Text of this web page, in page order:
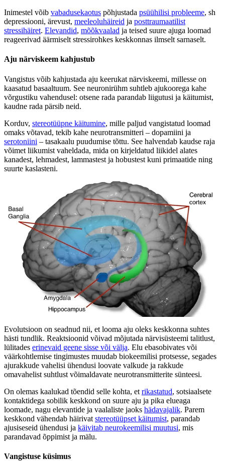
Inimestel võib vabadusekaotus põhjustada psüühilisi probleeme, sh
depressiooni, ärevust, meeleoluhäireid ja posttraumaatilist
stressihäiret. Elevandid, mõõkvaalad ja teised suure ajuga loomad
reageerivad äärmiselt stressirohkes keskkonnas ilmselt sarnaselt.
Aju närviskeem kahjustub
Vangistus võib kahjustada aju keerukat närviskeemi, millesse on
kaasatud basaaltuum. See neuronirühm suhtleb ajukoorega kahe
võrgustiku vahendusel: otsene rada parandab liigutusi ja käitumist,
kaudne rada pärsib neid.
Korduv, stereotüüpne käitumine, mille paljud vangistatud loomad
omaks võtavad, tekib kahe neurotransmitteri – dopamiini ja
serotoniini – tasakaalu puudumise tõttu. See halvendab kaudse raja
võimet liikumist vaheldada, mida on kirjeldatud liikidel alates
kanadest, lehmadest, lammastest ja hobustest kuni primaatide ning
suurte kaslasteni.
Evolutsioon on seadnud nii, et looma aju oleks keskkonna suhtes
hästi tundlik. Reaktsioonid võivad mõjutada närvisüsteemi talitlust,
lülitades erinevaid geene sisse või välja. Elu ebasobivates või
väärkohtlemise tingimustes muudab biokeemilisi protsesse, segades
ajurakkude vahelisi ühendusi loovate valkude ja rakkude
omavahelist suhtlust võimaldavate neurotransmitterite sünteesi.
On olemas kaalukad tõendid selle kohta, et rikastatud, sotsiaalsete
kontaktidega sobilik keskkond on suure aju ja pika elueaga
loomade, nagu elevantide ja vaalaliste jaoks hädavajalik. Parem
keskkond vähendab häirivat stereotüüpset käitumist, parandab
ajusiseseid ühendusi ja käivitab neurokeemilisi muutusi, mis
parandavad õppimist ja mälu.
Vangistuse küsimus